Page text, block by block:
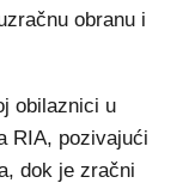
obranu i
obilaznici u
RIA, pozivajući
dok je zračni